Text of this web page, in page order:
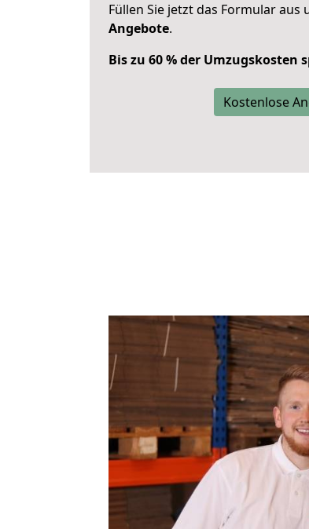
Füllen Sie jetzt das Formular aus
Angebote.
Bis zu 60 % der Umzugskosten
Kostenlose